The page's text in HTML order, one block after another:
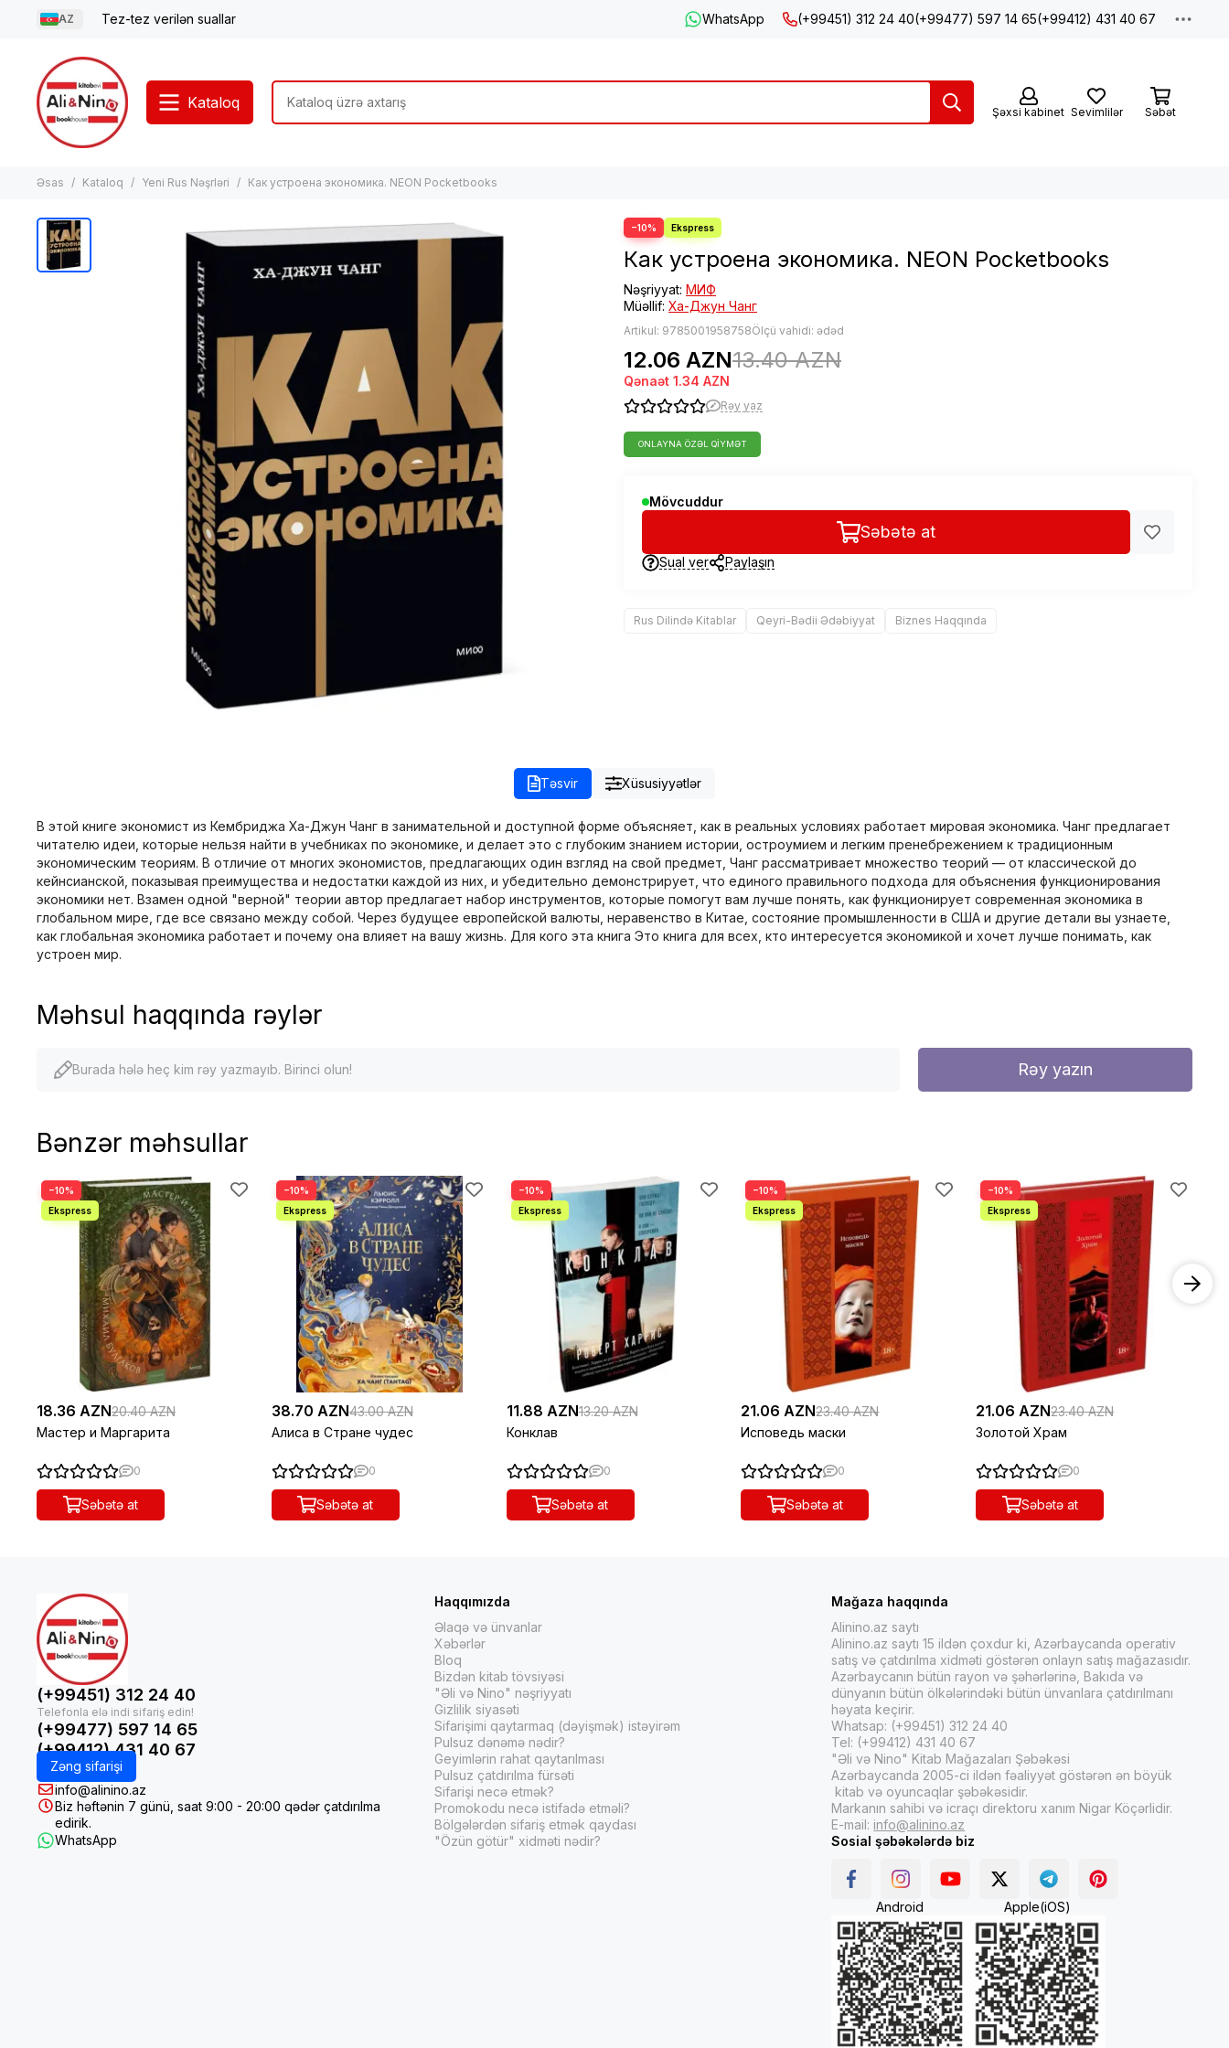
AZ Tez-tez verilən suallar WhatsApp (+99451) 312 24 40(+99477) 597 14 65(+99412) 431 40 67
Kataloq
Şəxsi kabinet Sevimlilər Səbət
Əsas Kataloq Yeni Rus Nəşrləri Как устроена экономика. NEON Pocketbooks
−10%
Как устроена экономика. NEON Pocketbooks
Nəşriyyat: МИФ
Müəllif: Ха-Джун Чанг
Artikul: 9785001958758Ölçü vahidi: ədəd
12.06 AZN13.40 AZN
Qənaət 1.34 AZN
Rəy yaz
ONLAYNA ÖZƏL QIYMƏT
Mövcuddur
Səbətə at
Sual ver Paylaşın
Rus Dilində Kitablar Qeyri-Bədii Ədəbiyyat Biznes Haqqında
Təsvir Xüsusiyyətlər
В этой книге экономист из Кембриджа Ха-Джун Чанг в занимательной и доступной форме объясняет, как в реальных условиях работает мировая экономика. Чанг предлагает
читателю идеи, которые нельзя найти в учебниках по экономике, и делает это с глубоким знанием истории, остроумием и легким пренебрежением к традиционным
экономическим теориям. В отличие от многих экономистов, предлагающих один взгляд на свой предмет, Чанг рассматривает множество теорий — от классической до
кейнсианской, показывая преимущества и недостатки каждой из них, и убедительно демонстрирует, что единого правильного подхода для объяснения функционирования
экономики нет. Взамен одной "верной" теории автор предлагает набор инструментов, которые помогут вам лучше понять, как функционирует современная экономика в
глобальном мире, где все связано между собой. Через будущее европейской валюты, неравенство в Китае, состояние промышленности в США и другие детали вы узнаете,
как глобальная экономика работает и почему она влияет на вашу жизнь. Для кого эта книга Это книга для всех, кто интересуется экономикой и хочет лучше понимать, как
устроен мир.
Məhsul haqqında rəylər
Burada hələ heç kim rəy yazmayıb. Birinci olun! Rəy yazın
Bənzər məhsullar
−10%
18.36 AZN20.40 AZN
Мастер и Маргарита
0
Səbətə at
−10%
38.70 AZN43.00 AZN
Алиса в Стране чудес
0
Səbətə at
−10%
11.88 AZN13.20 AZN
Конклав
0
Səbətə at
−10%
21.06 AZN23.40 AZN
Исповедь маски
0
Səbətə at
−10%
21.06 AZN23.40 AZN
Золотой Храм
0
Səbətə at
(+99451) 312 24 40
(+99477) 597 14 65
(+99412) 431 40 67
Zəng sifarişi
info@alinino.az
Biz həftənin 7 günü, saat 9:00 - 20:00 qədər çatdırılma
edirik.
WhatsApp
Haqqımızda
Əlaqə və ünvanlar
Xəbərlər
Bloq
Bizdən kitab tövsiyəsi
"Əli və Nino" nəşriyyatı
Gizlilik siyasəti
Sifarişimi qaytarmaq (dəyişmək) istəyirəm
Pulsuz dənəmə nədir?
Geyimlərin rahat qaytarılması
Pulsuz çatdırılma fürsəti
Sifarişi necə etmək?
Promokodu necə istifadə etməli?
Bölgələrdən sifariş etmək qaydası
"Özün götür" xidməti nədir?
Mağaza haqqında
Alinino.az saytı
Alinino.az saytı 15 ildən çoxdur ki, Azərbaycanda operativ
satış və çatdırılma xidməti göstərən onlayn satış mağazasıdır.
Azərbaycanın bütün rayon və şəhərlərinə, Bakıda və
dünyanın bütün ölkələrindəki bütün ünvanlara çatdırılmanı
həyata keçirir.
Whatsap: (+99451) 312 24 40
Tel: (+99412) 431 40 67
"Əli və Nino" Kitab Mağazaları Şəbəkəsi
Azərbaycanda 2005-ci ildən fəaliyyət göstərən ən böyük
kitab və oyuncaqlar şəbəkəsidir.
Markanın sahibi və icraçı direktoru xanım Nigar Köçərlidir.
E-mail: info@alinino.az
Sosial şəbəkələrdə biz
Android Apple(iOS)